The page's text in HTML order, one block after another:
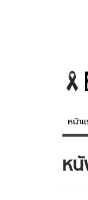
หน้า
หนั